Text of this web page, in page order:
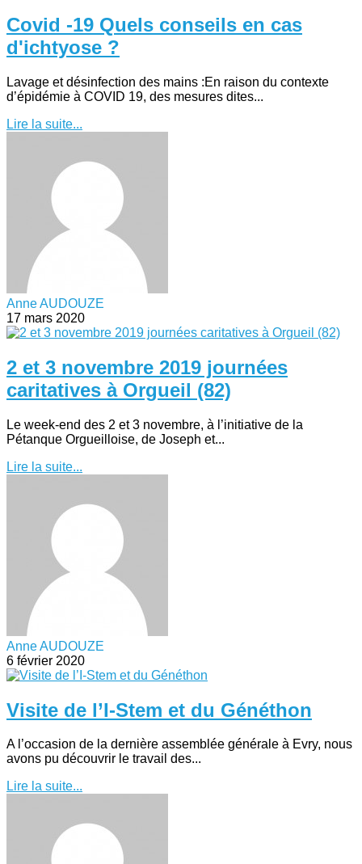
Covid -19 Quels conseils en cas
d'ichtyose ?
Lavage et désinfection des mains :En raison du contexte
d’épidémie à COVID 19, des mesures dites...
Lire la suite...
Anne AUDOUZE
17 mars 2020
2 et 3 novembre 2019 journées
caritatives à Orgueil (82)
Le week-end des 2 et 3 novembre, à l’initiative de la
Pétanque Orgueilloise, de Joseph et...
Lire la suite...
Anne AUDOUZE
6 février 2020
Visite de l’I-Stem et du Généthon
A l’occasion de la dernière assemblée générale à Evry, nous
avons pu découvrir le travail des...
Lire la suite...